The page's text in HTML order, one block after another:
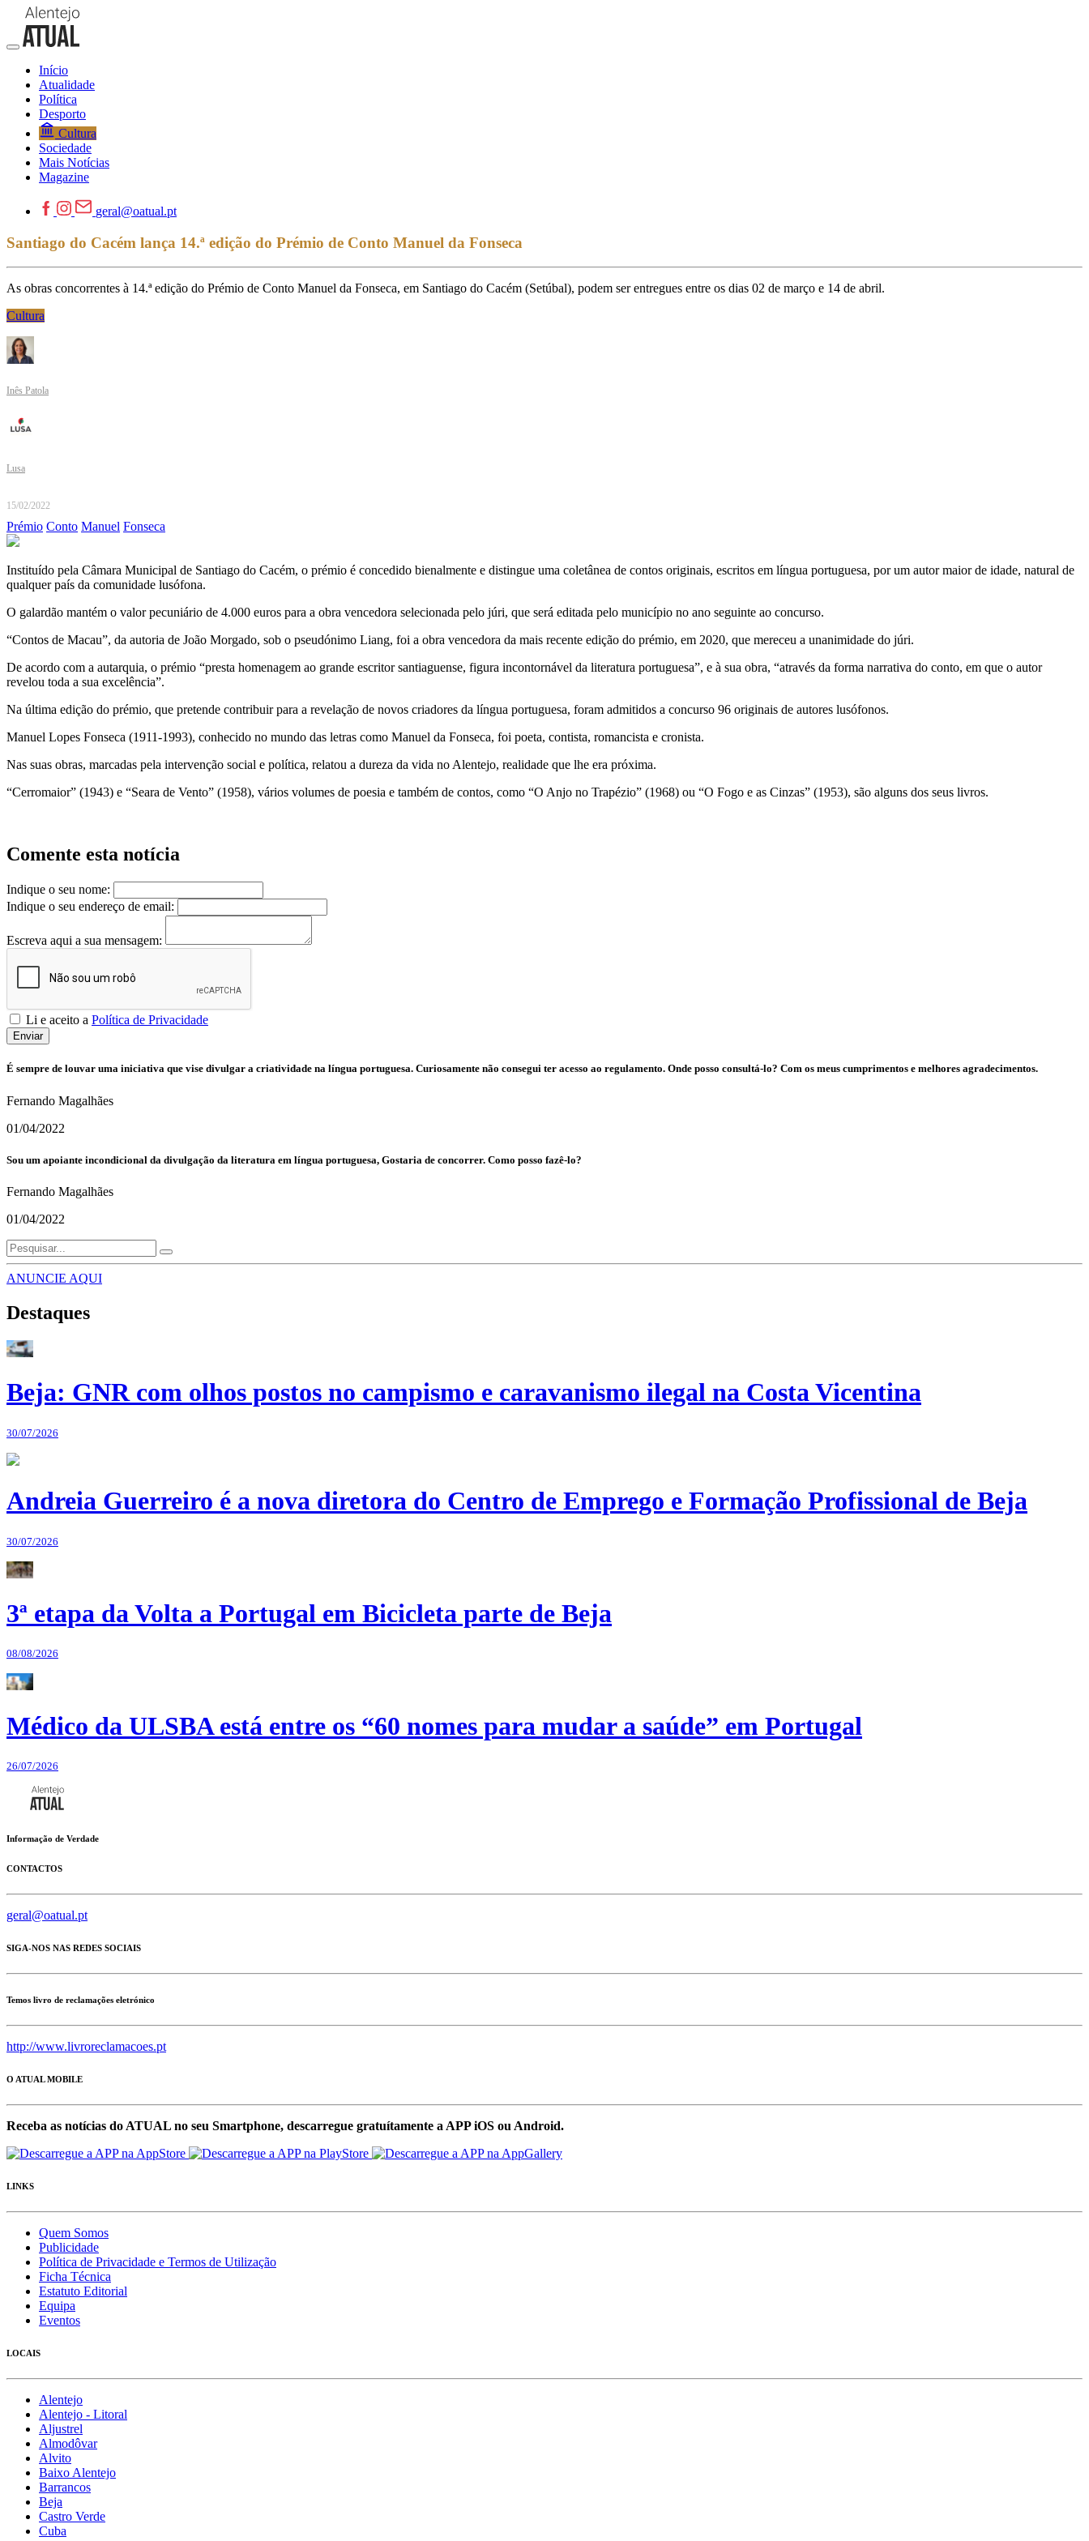
Início
Atualidade
Política
Desporto
Cultura
Sociedade
Mais Notícias
Magazine
geral@oatual.pt
Santiago do Cacém lança 14.ª edição do Prémio de Conto Manuel da Fonseca
As obras concorrentes à 14.ª edição do Prémio de Conto Manuel da Fonseca, em Santiago do Cacém (Setúbal), podem ser entregues entre os dias 02 de março e 14 de abril.
Cultura
Inês Patola
Lusa
15/02/2022
Prémio Conto Manuel Fonseca
Instituído pela Câmara Municipal de Santiago do Cacém, o prémio é concedido bienalmente e distingue uma coletânea de contos originais, escritos em língua portuguesa, por um autor maior de idade, natural de
qualquer país da comunidade lusófona.
O galardão mantém o valor pecuniário de 4.000 euros para a obra vencedora selecionada pelo júri, que será editada pelo município no ano seguinte ao concurso.
“Contos de Macau”, da autoria de João Morgado, sob o pseudónimo Liang, foi a obra vencedora da mais recente edição do prémio, em 2020, que mereceu a unanimidade do júri.
De acordo com a autarquia, o prémio “presta homenagem ao grande escritor santiaguense, figura incontornável da literatura portuguesa”, e à sua obra, “através da forma narrativa do conto, em que o autor
revelou toda a sua excelência”.
Na última edição do prémio, que pretende contribuir para a revelação de novos criadores da língua portuguesa, foram admitidos a concurso 96 originais de autores lusófonos.
Manuel Lopes Fonseca (1911-1993), conhecido no mundo das letras como Manuel da Fonseca, foi poeta, contista, romancista e cronista.
Nas suas obras, marcadas pela intervenção social e política, relatou a dureza da vida no Alentejo, realidade que lhe era próxima.
“Cerromaior” (1943) e “Seara de Vento” (1958), vários volumes de poesia e também de contos, como “O Anjo no Trapézio” (1968) ou “O Fogo e as Cinzas” (1953), são alguns dos seus livros.
Comente esta notícia
Indique o seu nome:
Indique o seu endereço de email:
Escreva aqui a sua mensagem:
Li e aceito a Política de Privacidade
Enviar
É sempre de louvar uma iniciativa que vise divulgar a criatividade na língua portuguesa. Curiosamente não consegui ter acesso ao regulamento. Onde posso consultá-lo? Com os meus cumprimentos e melhores agradecimentos.
Fernando Magalhães
01/04/2022
Sou um apoiante incondicional da divulgação da literatura em língua portuguesa, Gostaria de concorrer. Como posso fazê-lo?
Fernando Magalhães
01/04/2022
ANUNCIE AQUI
Destaques
Beja: GNR com olhos postos no campismo e caravanismo ilegal na Costa Vicentina
30/07/2026
Andreia Guerreiro é a nova diretora do Centro de Emprego e Formação Profissional de Beja
30/07/2026
3ª etapa da Volta a Portugal em Bicicleta parte de Beja
08/08/2026
Médico da ULSBA está entre os “60 nomes para mudar a saúde” em Portugal
26/07/2026
Informação de Verdade
CONTACTOS
geral@oatual.pt
SIGA-NOS NAS REDES SOCIAIS
Temos livro de reclamações eletrónico
http://www.livroreclamacoes.pt
O ATUAL MOBILE
Receba as notícias do ATUAL no seu Smartphone, descarregue gratuítamente a APP iOS ou Android.
LINKS
Quem Somos
Publicidade
Política de Privacidade e Termos de Utilização
Ficha Técnica
Estatuto Editorial
Equipa
Eventos
LOCAIS
Alentejo
Alentejo - Litoral
Aljustrel
Almodôvar
Alvito
Baixo Alentejo
Barrancos
Beja
Castro Verde
Cuba